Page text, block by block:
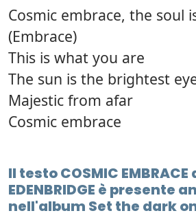
Cosmic embrace, the soul
(Embrace)
This is what you are
The sun is the brightest
Majestic from afar
Cosmic embrace
Il testo COSMIC EMBRACE
EDENBRIDGE è presente
nell'album Set the dark